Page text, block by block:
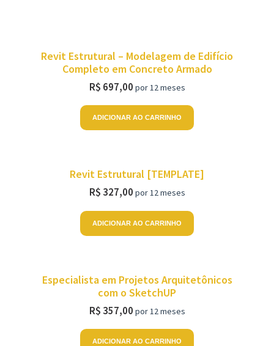
Revit Estrutural – Modelagem de Edifício
Completo em Concreto Armado
R$ 697,00 por 12 meses
ADICIONAR AO CARRINHO
Revit Estrutural [TEMPLATE]
R$ 327,00 por 12 meses
ADICIONAR AO CARRINHO
Especialista em Projetos Arquitetônicos
com o SketchUP
R$ 357,00 por 12 meses
ADICIONAR AO CARRINHO